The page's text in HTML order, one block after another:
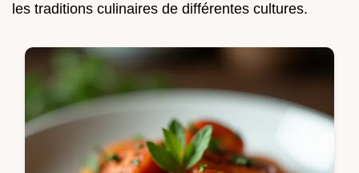
les traditions culinaires de différentes cultures.